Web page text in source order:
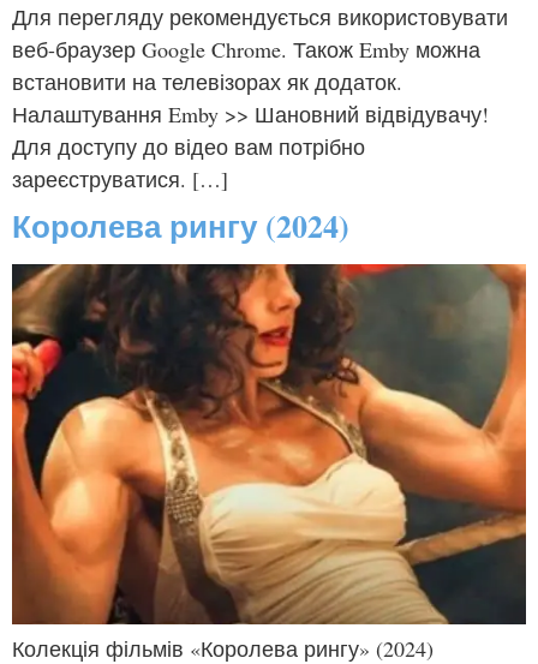
Для перегляду рекомендується використовувати
веб-браузер Google Chrome. Також Emby можна
встановити на телевізорах як додаток.
Налаштування Emby >> Шановний відвідувачу!
Для доступу до відео вам потрібно
зареєструватися. […]
Королева рингу (2024)
Колекція фільмів «Королева рингу» (2024)